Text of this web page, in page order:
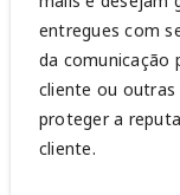
entregues com
da comunicação
cliente ou outras
proteger a
cliente.